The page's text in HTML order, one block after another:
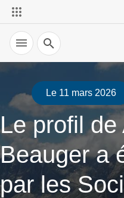
Recherche
Le 11 mars 2026
Le profil de
Beauger a
par les